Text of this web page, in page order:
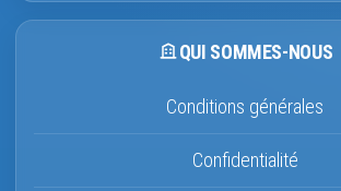
QUI SOMMES-NOUS
Conditions générales
Confidentialité